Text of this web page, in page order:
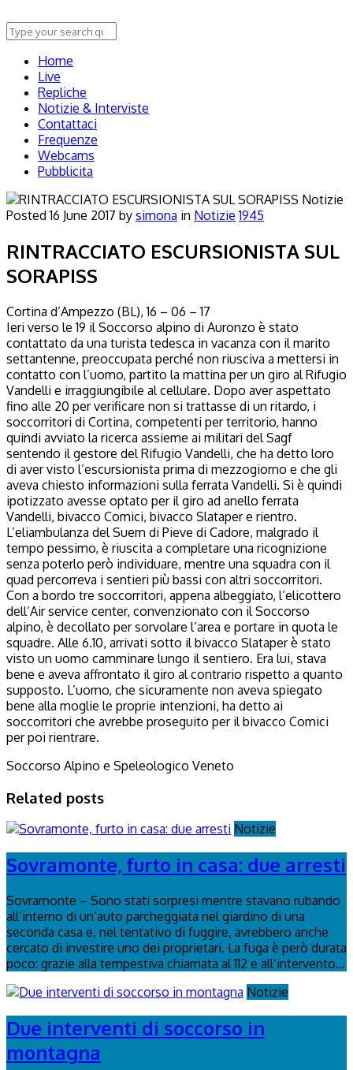
Home
Live
Repliche
Notizie & Interviste
Contattaci
Frequenze
Webcams
Pubblicita
Notizie
Posted16 June 2017 by simona in Notizie 1945
RINTRACCIATO ESCURSIONISTA SUL
SORAPISS
Cortina d’Ampezzo (BL), 16 – 06 – 17
Ieri verso le 19 il Soccorso alpino di Auronzo è stato
contattato da una turista tedesca in vacanza con il marito
settantenne, preoccupata perché non riusciva a mettersi in
contatto con l’uomo, partito la mattina per un giro al Rifugio
Vandelli e irraggiungibile al cellulare. Dopo aver aspettato
fino alle 20 per verificare non si trattasse di un ritardo, i
soccorritori di Cortina, competenti per territorio, hanno
quindi avviato la ricerca assieme ai militari del Sagf
sentendo il gestore del Rifugio Vandelli, che ha detto loro
di aver visto l’escursionista prima di mezzogiorno e che gli
aveva chiesto informazioni sulla ferrata Vandelli. Si è quindi
ipotizzato avesse optato per il giro ad anello ferrata
Vandelli, bivacco Comici, bivacco Slataper e rientro.
L’eliambulanza del Suem di Pieve di Cadore, malgrado il
tempo pessimo, è riuscita a completare una ricognizione
senza poterlo però individuare, mentre una squadra con il
quad percorreva i sentieri più bassi con altri soccorritori.
Con a bordo tre soccorritori, appena albeggiato, l’elicottero
dell’Air service center, convenzionato con il Soccorso
alpino, è decollato per sorvolare l’area e portare in quota le
squadre. Alle 6.10, arrivati sotto il bivacco Slataper è stato
visto un uomo camminare lungo il sentiero. Era lui, stava
bene e aveva affrontato il giro al contrario rispetto a quanto
supposto. L’uomo, che sicuramente non aveva spiegato
bene alla moglie le proprie intenzioni, ha detto ai
soccorritori che avrebbe proseguito per il bivacco Comici
per poi rientrare.
Soccorso Alpino e Speleologico Veneto
Related posts
Notizie
Sovramonte, furto in casa: due arresti
Sovramonte – Sono stati sorpresi mentre stavano rubando
all’interno di un’auto parcheggiata nel giardino di una
seconda casa e, nel tentativo di fuggire, avrebbero anche
cercato di investire uno dei proprietari. La fuga è però durata
poco: grazie alla tempestiva chiamata al 112 e all’intervento...
Notizie
Due interventi di soccorso in
montagna